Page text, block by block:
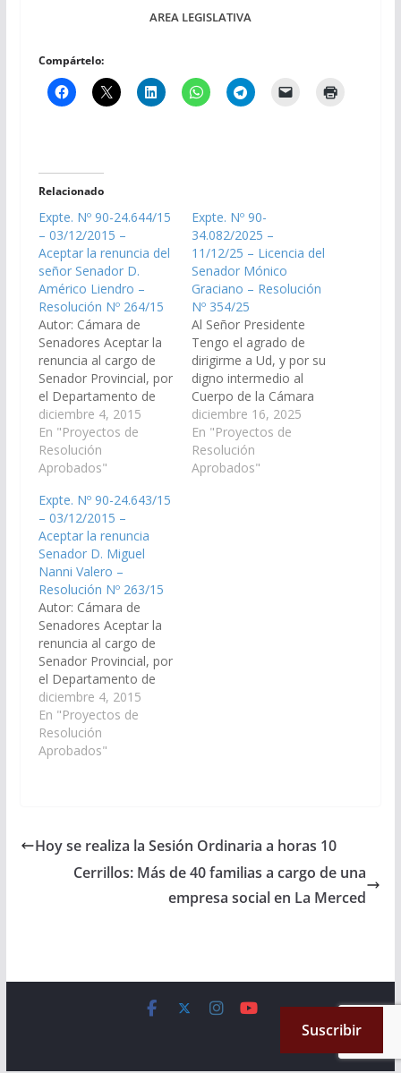
AREA LEGISLATIVA
Compártelo:
Relacionado
Expte. Nº 90-24.644/15
– 03/12/2015 –
Aceptar la renuncia del
señor Senador D.
Américo Liendro –
Resolución Nº 264/15
Autor: Cámara de
Senadores Aceptar la
renuncia al cargo de
Senador Provincial, por
el Departamento de
Cachi, presentada por
el señor Senador D.
Américo Liendro, D.N.I.
Nº 16.274.832, a partir
2015. Resolución Nº
264/15 Aprobado el
03/12/2015
diciembre 4, 2015
En "Proyectos de
Resolución
Aprobados"
Expte. Nº 90-
34.082/2025 –
11/12/25 – Licencia del
Senador Mónico
Graciano – Resolución
Nº 354/25
Al Señor Presidente
Tengo el agrado de
dirigirme a Ud, y por su
digno intermedio al
Cuerpo de la Cámara
de Senadores, a fin de
solicitar se me
conceda licencia, a
partir del día 15 de
diciembre 16, 2025
En "Proyectos de
Resolución
Aprobados"
Expte. Nº 90-24.643/15
– 03/12/2015 –
Aceptar la renuncia
Senador D. Miguel
Nanni Valero –
Resolución Nº 263/15
Autor: Cámara de
Senadores Aceptar la
renuncia al cargo de
Senador Provincial, por
el Departamento de
Cafayate, presentada
por el señor Senador
D. Miguel Nanni
Valero, D.N.I. Nº
03/12/2015
diciembre 4, 2015
En "Proyectos de
Resolución
Aprobados"
Hoy se realiza la Sesión Ordinaria a horas 10
Cerrillos: Más de 40 familias a cargo de una
empresa social en La Merced
. All rights reserved.
by ThemeGrill. Powered byWordPress.
Suscribir